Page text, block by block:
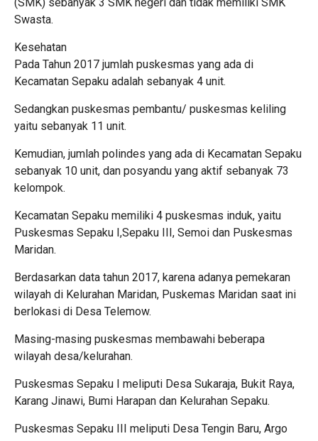
Swasta.
Kesehatan
Pada Tahun 2017 jumlah puskesmas yang ada di
Kecamatan Sepaku adalah sebanyak 4 unit.
Sedangkan puskesmas pembantu/ puskesmas keliling
yaitu sebanyak 11 unit.
Kemudian, jumlah polindes yang ada di Kecamatan Sepaku
sebanyak 10 unit, dan posyandu yang aktif sebanyak 73
kelompok.
Kecamatan Sepaku memiliki 4 puskesmas induk, yaitu
Puskesmas Sepaku I,Sepaku III, Semoi dan Puskesmas
Maridan.
Berdasarkan data tahun 2017, karena adanya pemekaran
wilayah di Kelurahan Maridan, Puskemas Maridan saat ini
berlokasi di Desa Telemow.
Masing-masing puskesmas membawahi beberapa
wilayah desa/kelurahan.
Puskesmas Sepaku I meliputi Desa Sukaraja, Bukit Raya,
Karang Jinawi, Bumi Harapan dan Kelurahan Sepaku.
Puskesmas Sepaku III meliputi Desa Tengin Baru, Argo